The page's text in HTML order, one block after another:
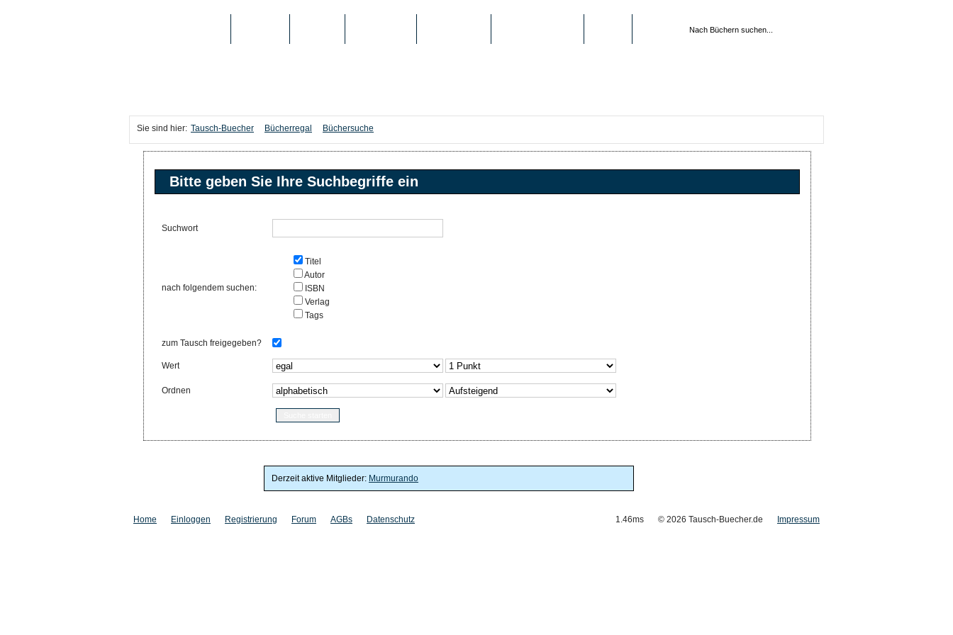
Sie sind hier: Tausch-Buecher Bücherregal Büchersuche
Bitte geben Sie Ihre Suchbegriffe ein
Suchwort
nach folgendem suchen:
Titel
Autor
ISBN
Verlag
Tags
zum Tausch freigegeben?
Wert
Ordnen
Derzeit aktive Mitglieder: Murmurando
Home Einloggen Registrierung Forum AGBs Datenschutz 1.46ms © 2026 Tausch-Buecher.de Impressum